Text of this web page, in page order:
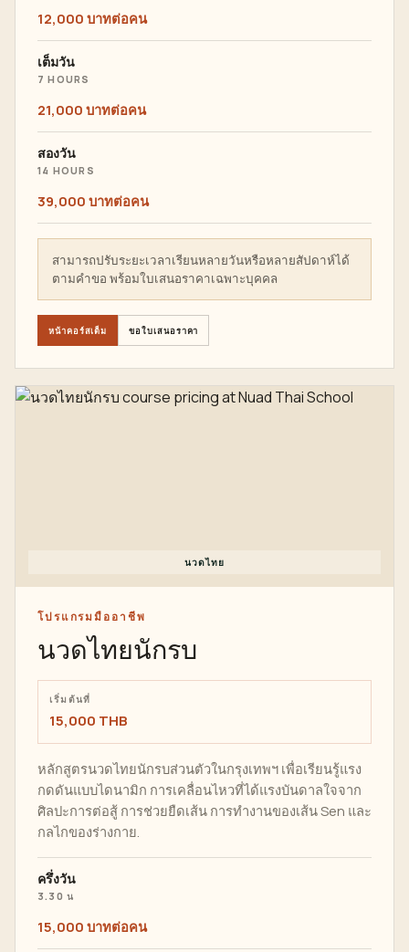
12,000 บาทต่อคน
เต็มวัน
7 HOURS
21,000 บาทต่อคน
สองวัน
14 HOURS
39,000 บาทต่อคน
สามารถปรับระยะเวลาเรียนหลายวันหรือหลายสัปดาห์ได้
ตามคำขอ พร้อมใบเสนอราคาเฉพาะบุคคล
หน้าคอร์สเต็ม ขอใบเสนอราคา
นวดไทย
โปรแกรมมืออาชีพ
นวดไทยนักรบ
เริ่มต้นที่
15,000 THB
หลักสูตรนวดไทยนักรบส่วนตัวในกรุงเทพฯ เพื่อเรียนรู้แรง
กดดันแบบไดนามิก การเคลื่อนไหวที่ได้แรงบันดาลใจจาก
ศิลปะการต่อสู้ การช่วยยืดเส้น การทำงานของเส้น Sen และ
กลไกของร่างกาย.
ครึ่งวัน
3.30 น
15,000 บาทต่อคน